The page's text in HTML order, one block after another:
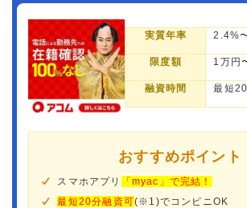
実質年率 2.4%
限度額 1万円
融資時間 最短
おすすめポイント
スマホアプリ
「myac」で完結！
最短20分融資可(※1)でコンビニOK